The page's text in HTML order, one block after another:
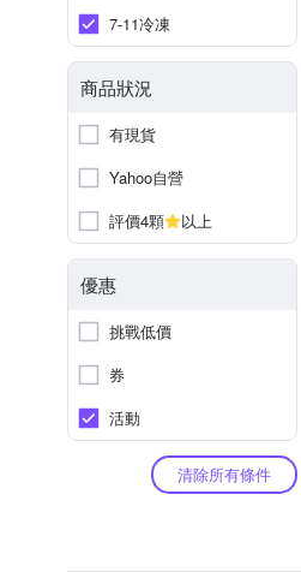
7-11冷凍
商品狀況
有現貨
Yahoo自營
評價4顆
以上
優惠
挑戰低價
券
活動
清除所有條件